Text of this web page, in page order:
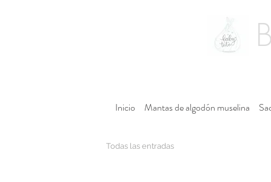
Inicio Mantas de algodón muselina
Todas las entradas